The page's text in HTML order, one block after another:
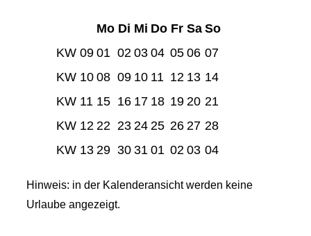
Mo Di Mi Do Fr SaSo
KW 0901 020304 0506 07
KW 1008 09 10 11 12 13 14
KW 11 15 16 17 18 1920 21
KW 1222 232425 2627 28
KW 1329 303101 0203 04
Hinweis: in der Kalenderansicht werden keine
Urlaube angezeigt.